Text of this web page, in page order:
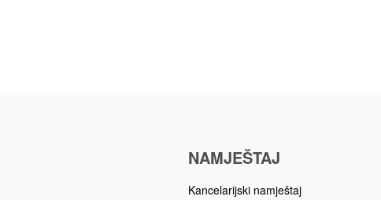
NAMJEŠTAJ
Kancelarijski namještaj